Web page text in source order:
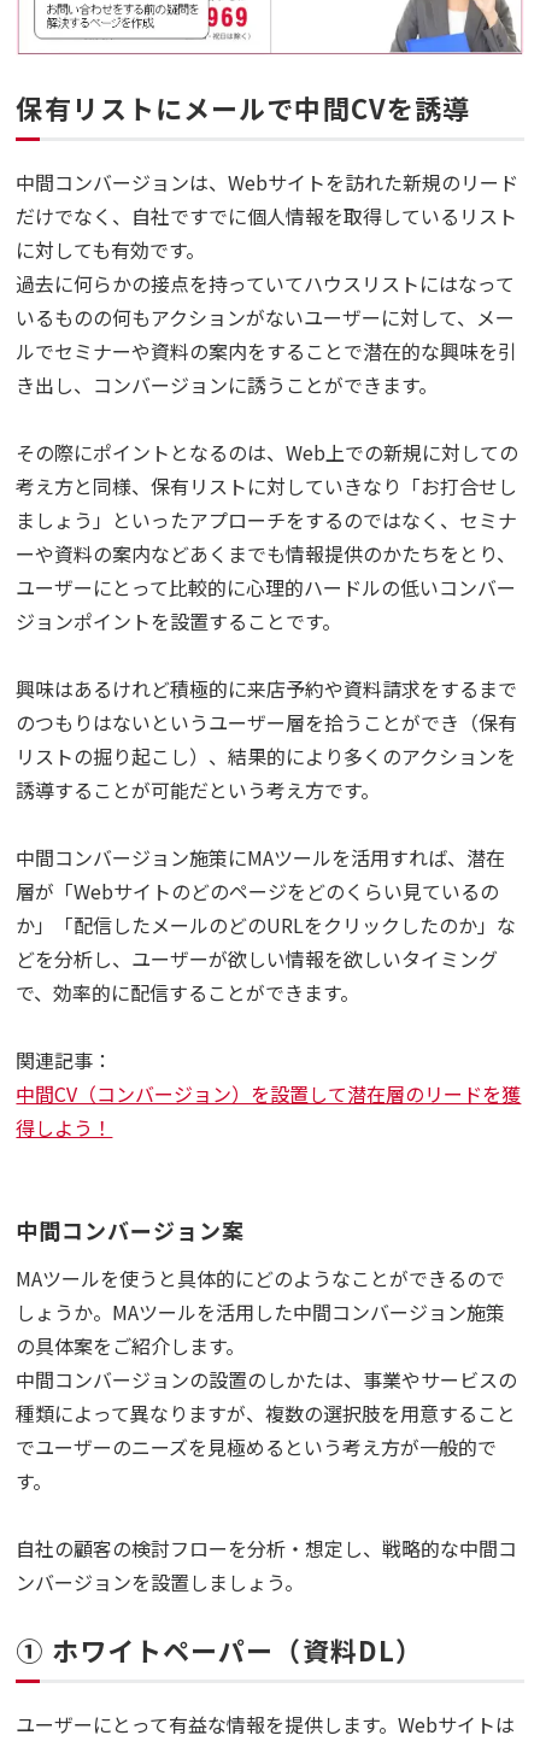
保有リストにメールで中間CVを誘導
中間コンバージョンは、Webサイトを訪れた新規のリード
だけでなく、自社ですでに個人情報を取得しているリスト
に対しても有効です。
過去に何らかの接点を持っていてハウスリストにはなって
いるものの何もアクションがないユーザーに対して、メー
ルでセミナーや資料の案内をすることで潜在的な興味を引
き出し、コンバージョンに誘うことができます。
その際にポイントとなるのは、Web上での新規に対しての
考え方と同様、保有リストに対していきなり「お打合せし
ましょう」といったアプローチをするのではなく、セミナ
ーや資料の案内などあくまでも情報提供のかたちをとり、
ユーザーにとって比較的に心理的ハードルの低いコンバー
ジョンポイントを設置することです。
興味はあるけれど積極的に来店予約や資料請求をするまで
のつもりはないというユーザー層を拾うことができ（保有
リストの掘り起こし）、結果的により多くのアクションを
誘導することが可能だという考え方です。
中間コンバージョン施策にMAツールを活用すれば、潜在
層が「Webサイトのどのページをどのくらい見ているの
か」「配信したメールのどのURLをクリックしたのか」な
どを分析し、ユーザーが欲しい情報を欲しいタイミング
で、効率的に配信することができます。
関連記事：
中間CV（コンバージョン）を設置して潜在層のリードを獲
得しよう！
中間コンバージョン案
MAツールを使うと具体的にどのようなことができるので
しょうか。MAツールを活用した中間コンバージョン施策
の具体案をご紹介します。
中間コンバージョンの設置のしかたは、事業やサービスの
種類によって異なりますが、複数の選択肢を用意すること
でユーザーのニーズを見極めるという考え方が一般的で
す。
自社の顧客の検討フローを分析・想定し、戦略的な中間コ
ンバージョンを設置しましょう。
① ホワイトペーパー（資料DL）
ユーザーにとって有益な情報を提供します。Webサイトは